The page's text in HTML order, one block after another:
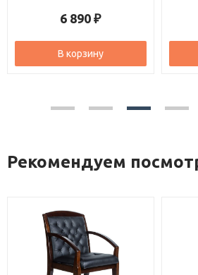
6 890 ₽
В корзину
Рекомендуем